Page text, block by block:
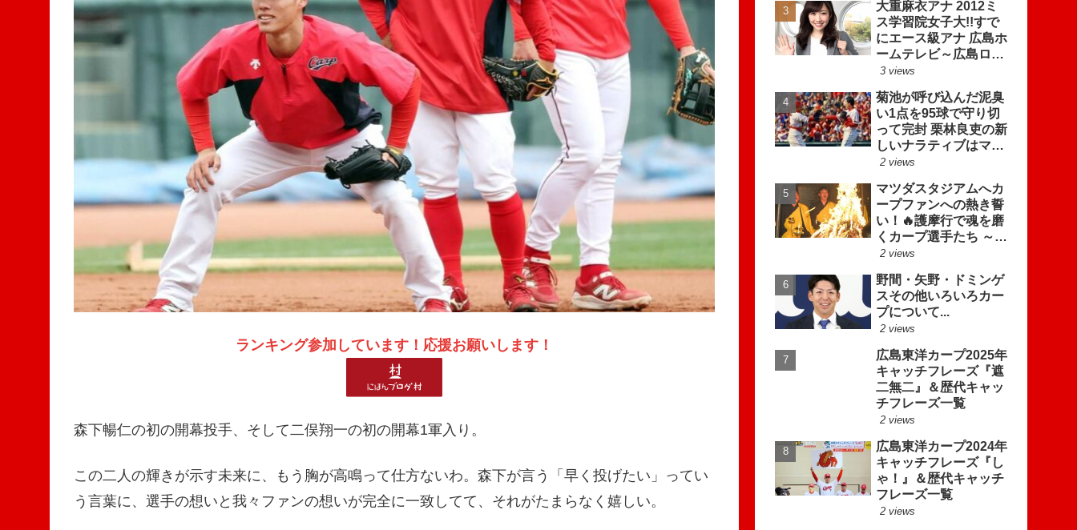
ランキング参加しています！応援お願いします！
森下暢仁の初の開幕投手、そして二俣翔一の初の開幕1軍入り。
この二人の輝きが示す未来に、もう胸が高鳴って仕方ないわ。森下が言う「早く投げたい」ってい
う言葉に、選手の想いと我々ファンの想いが完全に一致してて、それがたまらなく嬉しい。
大重麻衣アナ 2012ミ
ス学習院女子大!!すで
にエース級アナ 広島ホ
ームテレビ～広島ロー
カル女子アナ図鑑
3 views
菊池が呼び込んだ泥臭
い1点を95球で守り切
って完封 栗林良吏の新
しいナラティブはマダ
ックスで幕を開けた
2 views
マツダスタジアムへカ
ープファンへの熱き誓
い！🔥護摩行で魂を磨
くカープ選手たち ～堂
林、會澤、中村が去年
誓う～
2 views
野間・矢野・ドミンゲ
スその他いろいろカー
プについて...
2 views
広島東洋カープ2025年
キャッチフレーズ『遮
二無二』＆歴代キャッ
チフレーズ一覧
2 views
広島東洋カープ2024年
キャッチフレーズ『し
ゃ！』＆歴代キャッチ
フレーズ一覧
2 views